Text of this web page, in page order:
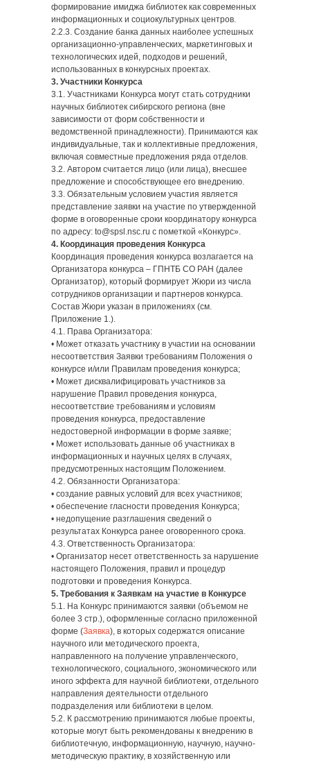
формирование имиджа библиотек как современных
информационных и социокультурных центров.
2.2.3. Создание банка данных наиболее успешных
организационно-управленческих, маркетинговых и
технологических идей, подходов и решений,
использованных в конкурсных проектах.
3. Участники Конкурса
3.1. Участниками Конкурса могут стать сотрудники
научных библиотек сибирского региона (вне
зависимости от форм собственности и
ведомственной принадлежности). Принимаются как
индивидуальные, так и коллективные предложения,
включая совместные предложения ряда отделов.
3.2. Автором считается лицо (или лица), внесшее
предложение и способствующее его внедрению.
3.3. Обязательным условием участия является
представление заявки на участие по утвержденной
форме в оговоренные сроки координатору конкурса
по адресу: to@spsl.nsc.ru с пометкой «Конкурс».
4. Координация проведения Конкурса
Координация проведения конкурса возлагается на
Организатора конкурса – ГПНТБ СО РАН (далее
Организатор), который формирует Жюри из числа
сотрудников организации и партнеров конкурса.
Состав Жюри указан в приложениях (см.
Приложение 1.).
4.1. Права Организатора:
• Может отказать участнику в участии на основании
несоответствия Заявки требованиям Положения о
конкурсе и/или Правилам проведения конкурса;
• Может дисквалифицировать участников за
нарушение Правил проведения конкурса,
несоответствие требованиям и условиям
проведения конкурса, предоставление
недостоверной информации в форме заявке;
• Может использовать данные об участниках в
информационных и научных целях в случаях,
предусмотренных настоящим Положением.
4.2. Обязанности Организатора:
• создание равных условий для всех участников;
• обеспечение гласности проведения Конкурса;
• недопущение разглашения сведений о
результатах Конкурса ранее оговоренного срока.
4.3. Ответственность Организатора:
• Организатор несет ответственность за нарушение
настоящего Положения, правил и процедур
подготовки и проведения Конкурса.
5. Требования к Заявкам на участие в Конкурсе
5.1. На Конкурс принимаются заявки (объемом не
более 3 стр.), оформленные согласно приложенной
форме (Заявка), в которых содержатся описание
научного или методического проекта,
направленного на получение управленческого,
технологического, социального, экономического или
иного эффекта для научной библиотеки, отдельного
направления деятельности отдельного
подразделения или библиотеки в целом.
5.2. К рассмотрению принимаются любые проекты,
которые могут быть рекомендованы к внедрению в
библиотечную, информационную, научную, научно-
методическую практику, в хозяйственную или